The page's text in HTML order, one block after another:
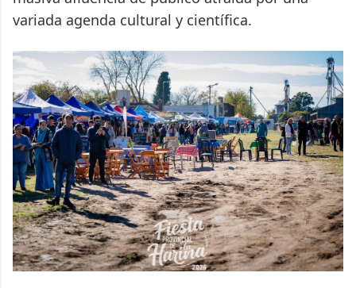
variada agenda cultural y científica.